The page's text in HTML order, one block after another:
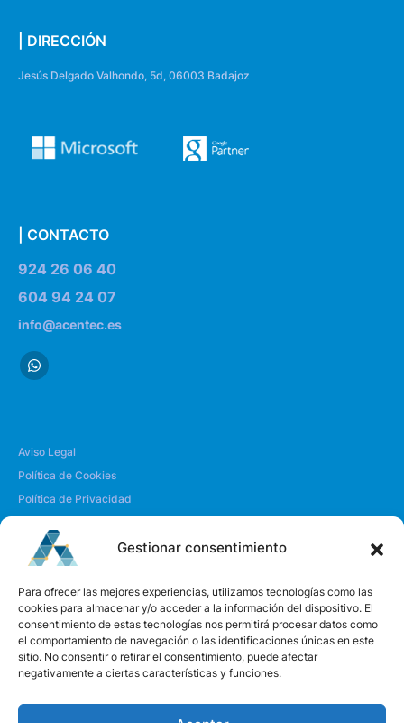
Gestionar consentimiento
Para ofrecer las mejores experiencias, utilizamos tecnologías como las
cookies para almacenar y/o acceder a la información del dispositivo. El
consentimiento de estas tecnologías nos permitirá procesar datos como
el comportamiento de navegación o las identificaciones únicas en este
sitio. No consentir o retirar el consentimiento, puede afectar
negativamente a ciertas características y funciones.
| DIRECCIÓN
Jesús Delgado Valhondo, 5d, 06003 Badajoz
| CONTACTO
924 26 06 40
604 94 24 07
info@acentec.es
Aviso Legal
Política de Cookies
Política de Privacidad
| SOBRE NOSOTROS
Quiénes somos
Envíanos un mensaje